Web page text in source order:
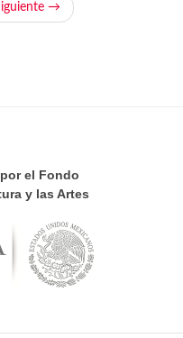
→
el Fondo
y las Artes